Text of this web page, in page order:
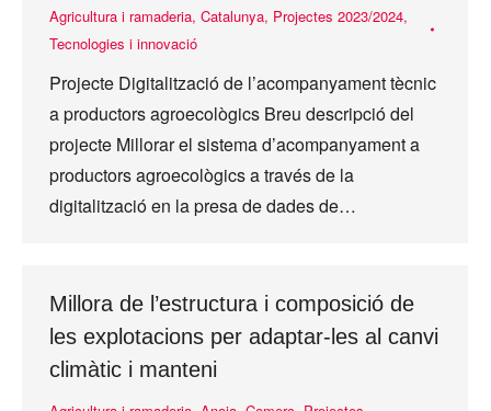
Agricultura i ramaderia, Catalunya, Projectes 2023/2024,
Tecnologies i innovació
Projecte Digitalització de l’acompanyament tècnic
a productors agroecològics Breu descripció del
projecte Millorar el sistema d’acompanyament a
productors agroecològics a través de la
digitalització en la presa de dades de…
Millora de l’estructura i composició de
les explotacions per adaptar-les al canvi
climàtic i manteni